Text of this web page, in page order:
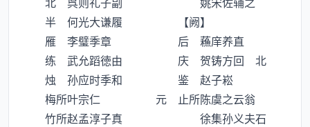
半 何光大谦履 【阙】
雁 李璧季章 后 蘓庠养直
练 武允蹈徳由 庆 贺铸方回 北
烛 孙应时季和 鉴 赵子崧
梅所叶宗仁 元 止所陈虞之云翁
竹所赵孟淳子真 徐集孙义夫石